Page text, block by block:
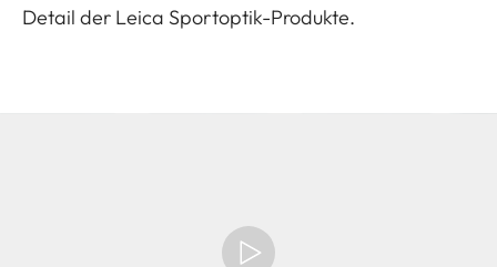
Detail der Leica Sportoptik-Produkte.